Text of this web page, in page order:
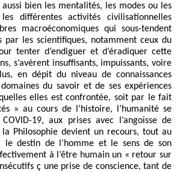
bien les mentalités, les modes ou les
différentes activités civilisationnelles
macroéconomiques qui sous-tendent
par les scientifiques, notamment ceux du
tenter d’endiguer et d’éradiquer cette
s’avèrent insuffisants, impuissants, voire
en dépit du niveau de connaissances
du savoir et de ses expériences
elles est confrontée, soit par le fait
» au cours de l’histoire, l’humanité se
19, aux prises avec l’angoisse de
la Philosophie devient un recours, tout au
le destin de l’homme et le sens de son
à l’être humain un « retour sur
ç une prise de conscience, tant de